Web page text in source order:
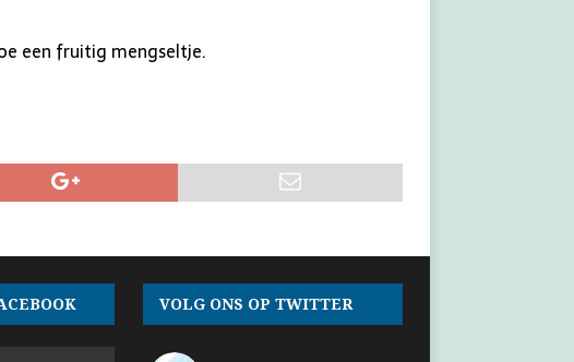
een fruitig mengseltje.
VOLG ONS OP TWITTER